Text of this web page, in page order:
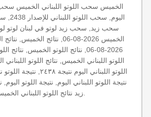
الخميس سحب اللوتو اللبناني الخميس سحب
الخميس 2026-08-06, نتائج الخميس,
2026-08-06, نتائج اللوتو الخميس, نتائج
اللوتو اللبناني الخميس, نتائج اللوتو
نتيجة اللوتو اللبناني اليوم, نتيجة اللوتو